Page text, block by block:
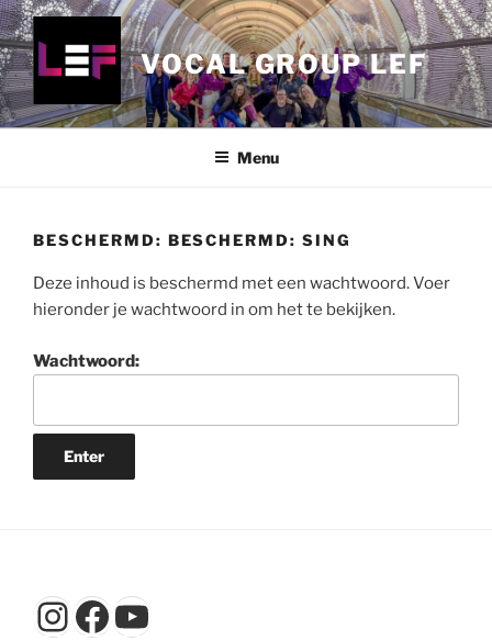
Ga
naar
de
inhoud
VOCAL GROUP LEF
Menu
BESCHERMD: BESCHERMD: SING
Deze inhoud is beschermd met een wachtwoord. Voer
hieronder je wachtwoord in om het te bekijken.
Wachtwoord:
Instagram
Facebook
YouTube